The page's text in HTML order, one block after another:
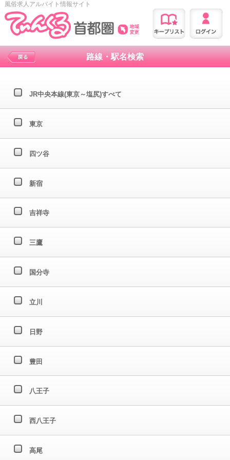
風俗求人アルバイト情報サイト
路線・駅名検索
JR中央本線(東京～塩尻)すべて
東京
四ツ谷
新宿
吉祥寺
三鷹
国分寺
立川
日野
豊田
八王子
西八王子
高尾